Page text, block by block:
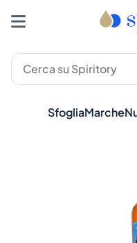
SfogliaMarche